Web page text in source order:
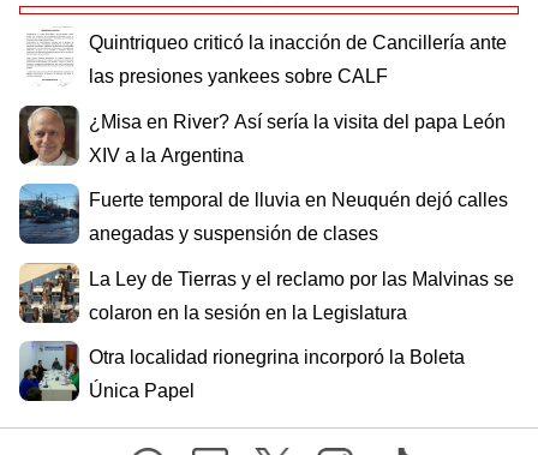
Quintriqueo criticó la inacción de Cancillería ante
las presiones yankees sobre CALF
¿Misa en River? Así sería la visita del papa León
XIV a la Argentina
Fuerte temporal de lluvia en Neuquén dejó calles
anegadas y suspensión de clases
La Ley de Tierras y el reclamo por las Malvinas se
colaron en la sesión en la Legislatura
Otra localidad rionegrina incorporó la Boleta
Única Papel